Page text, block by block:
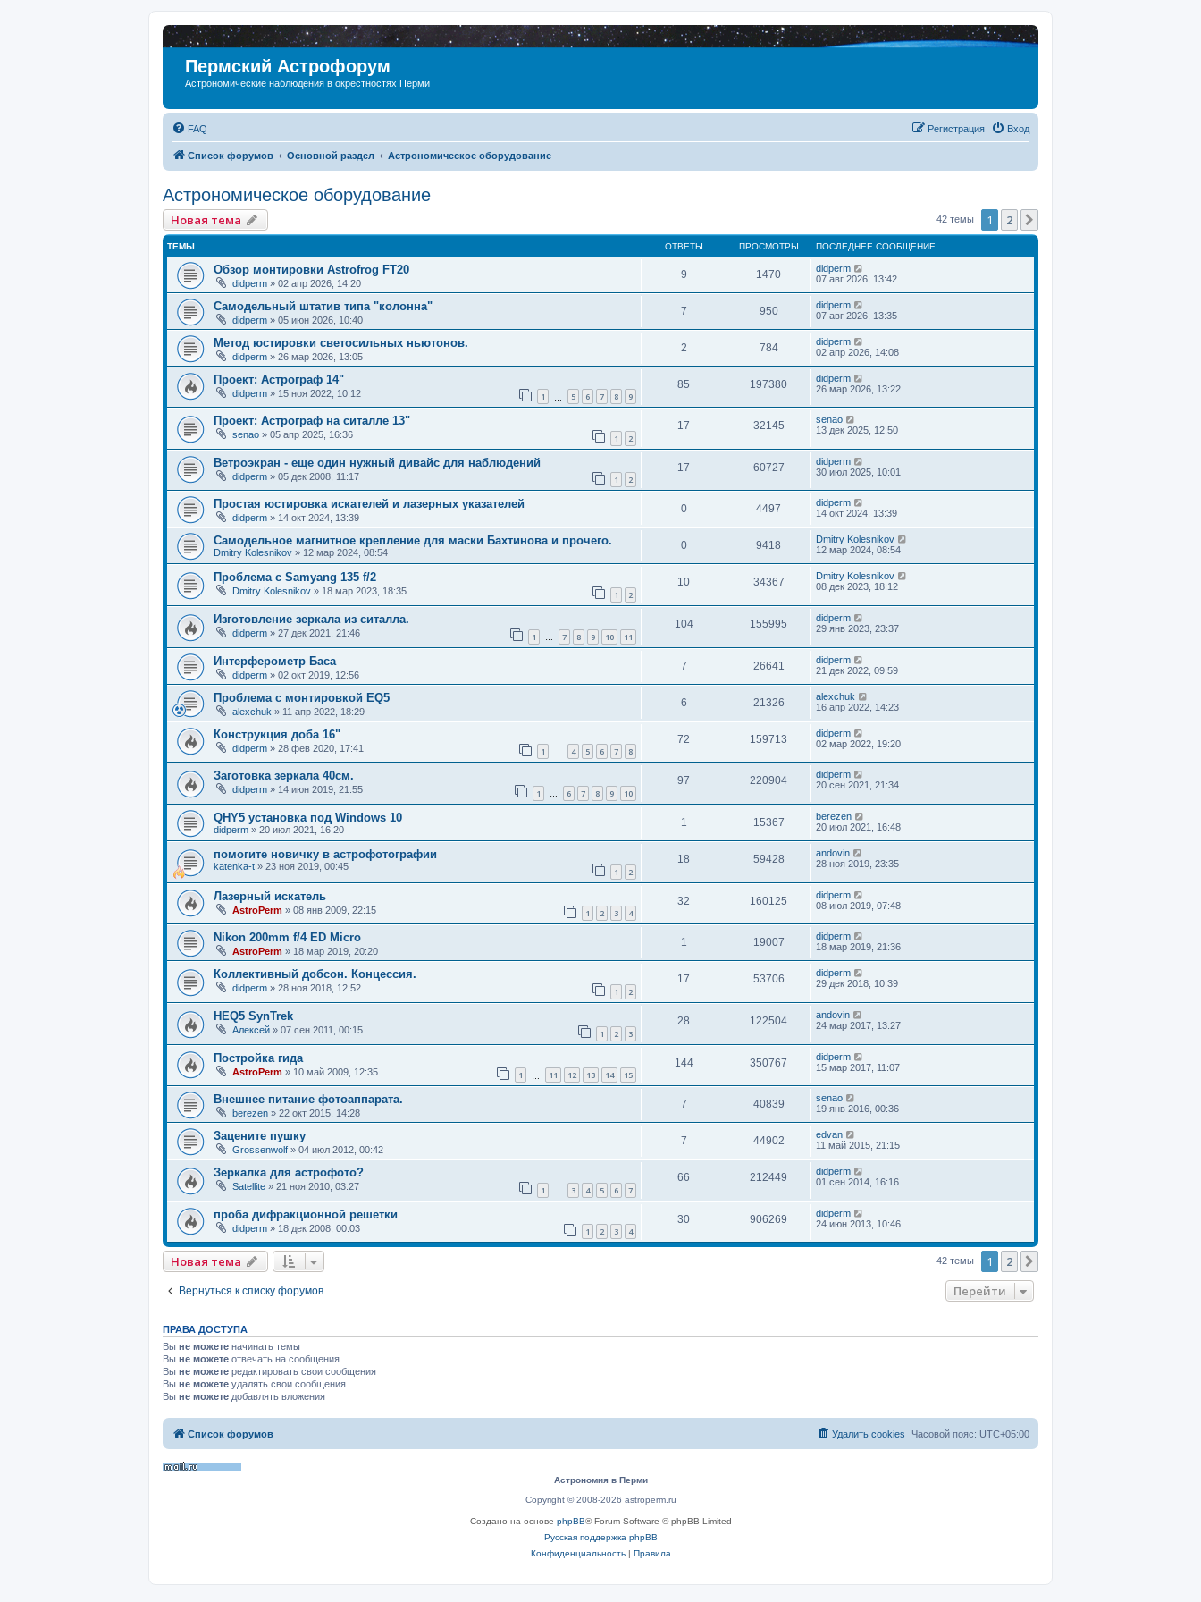
Пермский Астрофорум
Астрономические наблюдения в окрестностях Перми
FAQ Вход
Регистрация
Список форумов Основной раздел Астрономическое оборудование
Астрономическое оборудование
Новая тема 42 темы 1 2
ТЕМЫ ОТВЕТЫ ПРОСМОТРЫ ПОСЛЕДНЕЕ СООБЩЕНИЕ
Обзор монтировки Astrofrog FT20
didperm » 02 апр 2026, 14:20
9 1470
didperm
07 авг 2026, 13:42
Самодельный штатив типа "колонна"
didperm » 05 июн 2026, 10:40
7 950
didperm
07 авг 2026, 13:35
Метод юстировки светосильных ньютонов.
didperm » 26 мар 2026, 13:05
2 784
didperm
02 апр 2026, 14:08
Проект: Астрограф 14"
didperm » 15 ноя 2022, 10:12 1 5 6 7 8 9
85 197380
didperm
26 мар 2026, 13:22
Проект: Астрограф на ситалле 13"
senao » 05 апр 2025, 16:36 1 2
17 32145
senao
13 дек 2025, 12:50
Ветроэкран - еще один нужный дивайс для наблюдений
didperm » 05 дек 2008, 11:17 1 2
17 60727
didperm
30 июл 2025, 10:01
Простая юстировка искателей и лазерных указателей
didperm » 14 окт 2024, 13:39
0 4497
didperm
14 окт 2024, 13:39
Самодельное магнитное крепление для маски Бахтинова и прочего.
Dmitry Kolesnikov » 12 мар 2024, 08:54
0 9418
Dmitry Kolesnikov
12 мар 2024, 08:54
Проблема с Samyang 135 f/2
Dmitry Kolesnikov » 18 мар 2023, 18:35 1 2
10 34367
Dmitry Kolesnikov
08 дек 2023, 18:12
Изготовление зеркала из ситалла.
didperm » 27 дек 2021, 21:46 1 … 7 8 9 10 11
104 155995
didperm
29 янв 2023, 23:37
Интерферометр Баса
didperm » 02 окт 2019, 12:56
7 26641
didperm
21 дек 2022, 09:59
Проблема с монтировкой EQ5
alexchuk » 11 апр 2022, 18:29
6 21326
alexchuk
16 апр 2022, 14:23
Конструкция доба 16"
didperm » 28 фев 2020, 17:41 1 4 5 6 7 8
72 159713
didperm
02 мар 2022, 19:20
Заготовка зеркала 40см.
didperm » 14 июн 2019, 21:55 1 … 6 7 8 9 10
97 220904
didperm
20 сен 2021, 21:34
QHY5 установка под Windows 10
didperm » 20 июл 2021, 16:20
1 15367
berezen
20 июл 2021, 16:48
помогите новичку в астрофотографии
katenka-t » 23 ноя 2019, 00:45 1 2
18 59428
andovin
28 ноя 2019, 23:35
Лазерный искатель
AstroPerm » 08 янв 2009, 22:15 1 2 3 4
32 160125
didperm
08 июл 2019, 07:48
Nikon 200mm f/4 ED Micro
AstroPerm » 18 мар 2019, 20:20
1 19007
didperm
18 мар 2019, 21:36
Коллективный добсон. Концессия.
didperm » 28 ноя 2018, 12:52 1 2
17 53706
didperm
29 дек 2018, 10:39
HEQ5 SynTrek
Алексей » 07 сен 2011, 00:15 1 2 3
28 122504
andovin
24 мар 2017, 13:27
Постройка гида
AstroPerm » 10 май 2009, 12:35 1 11 12 13 14 15
144 350767
didperm
15 мар 2017, 11:07
Внешнее питание фотоаппарата.
berezen » 22 окт 2015, 14:28
7 40839
senao
19 янв 2016, 00:36
Зацените пушку
Grossenwolf » 04 июл 2012, 00:42
7 44902
edvan
11 май 2015, 21:15
Зеркалка для астрофото?
Satellite » 21 ноя 2010, 03:27 1 … 3 4 5 6 7
66 212449
didperm
01 сен 2014, 16:16
проба дифракционной решетки
didperm » 18 дек 2008, 00:03 1 2 3 4
30 906269
didperm
24 июн 2013, 10:46
Новая тема 42 темы 1 2
Вернуться к списку форумов Перейти
ПРАВА ДОСТУПА
Вы не можете начинать темы
Вы не можете отвечать на сообщения
Вы не можете редактировать свои сообщения
Вы не можете удалять свои сообщения
Вы не можете добавлять вложения
Список форумов Часовой пояс: UTC+05:00
Удалить cookies
Астрономия в Перми
Copyright © 2008-2026 astroperm.ru
Создано на основе phpBB® Forum Software © phpBB Limited
Русская поддержка phpBB
Конфиденциальность| Правила